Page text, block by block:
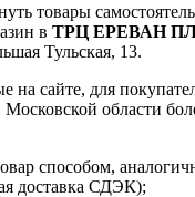
товары
в ТРЦ ЕРЕВАН
Тульская, 13.
на сайте, для
области
способом,
доставка СДЭК);